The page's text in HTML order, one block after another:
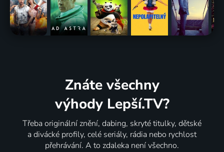
Znáte všechny
výhody Lepší.TV?
Třeba originální znění, dabing, skryté titulky, dětské
a divácké profily, celé seriály, rádia nebo rychlost
přehrávání. A to zdaleka není všechno.